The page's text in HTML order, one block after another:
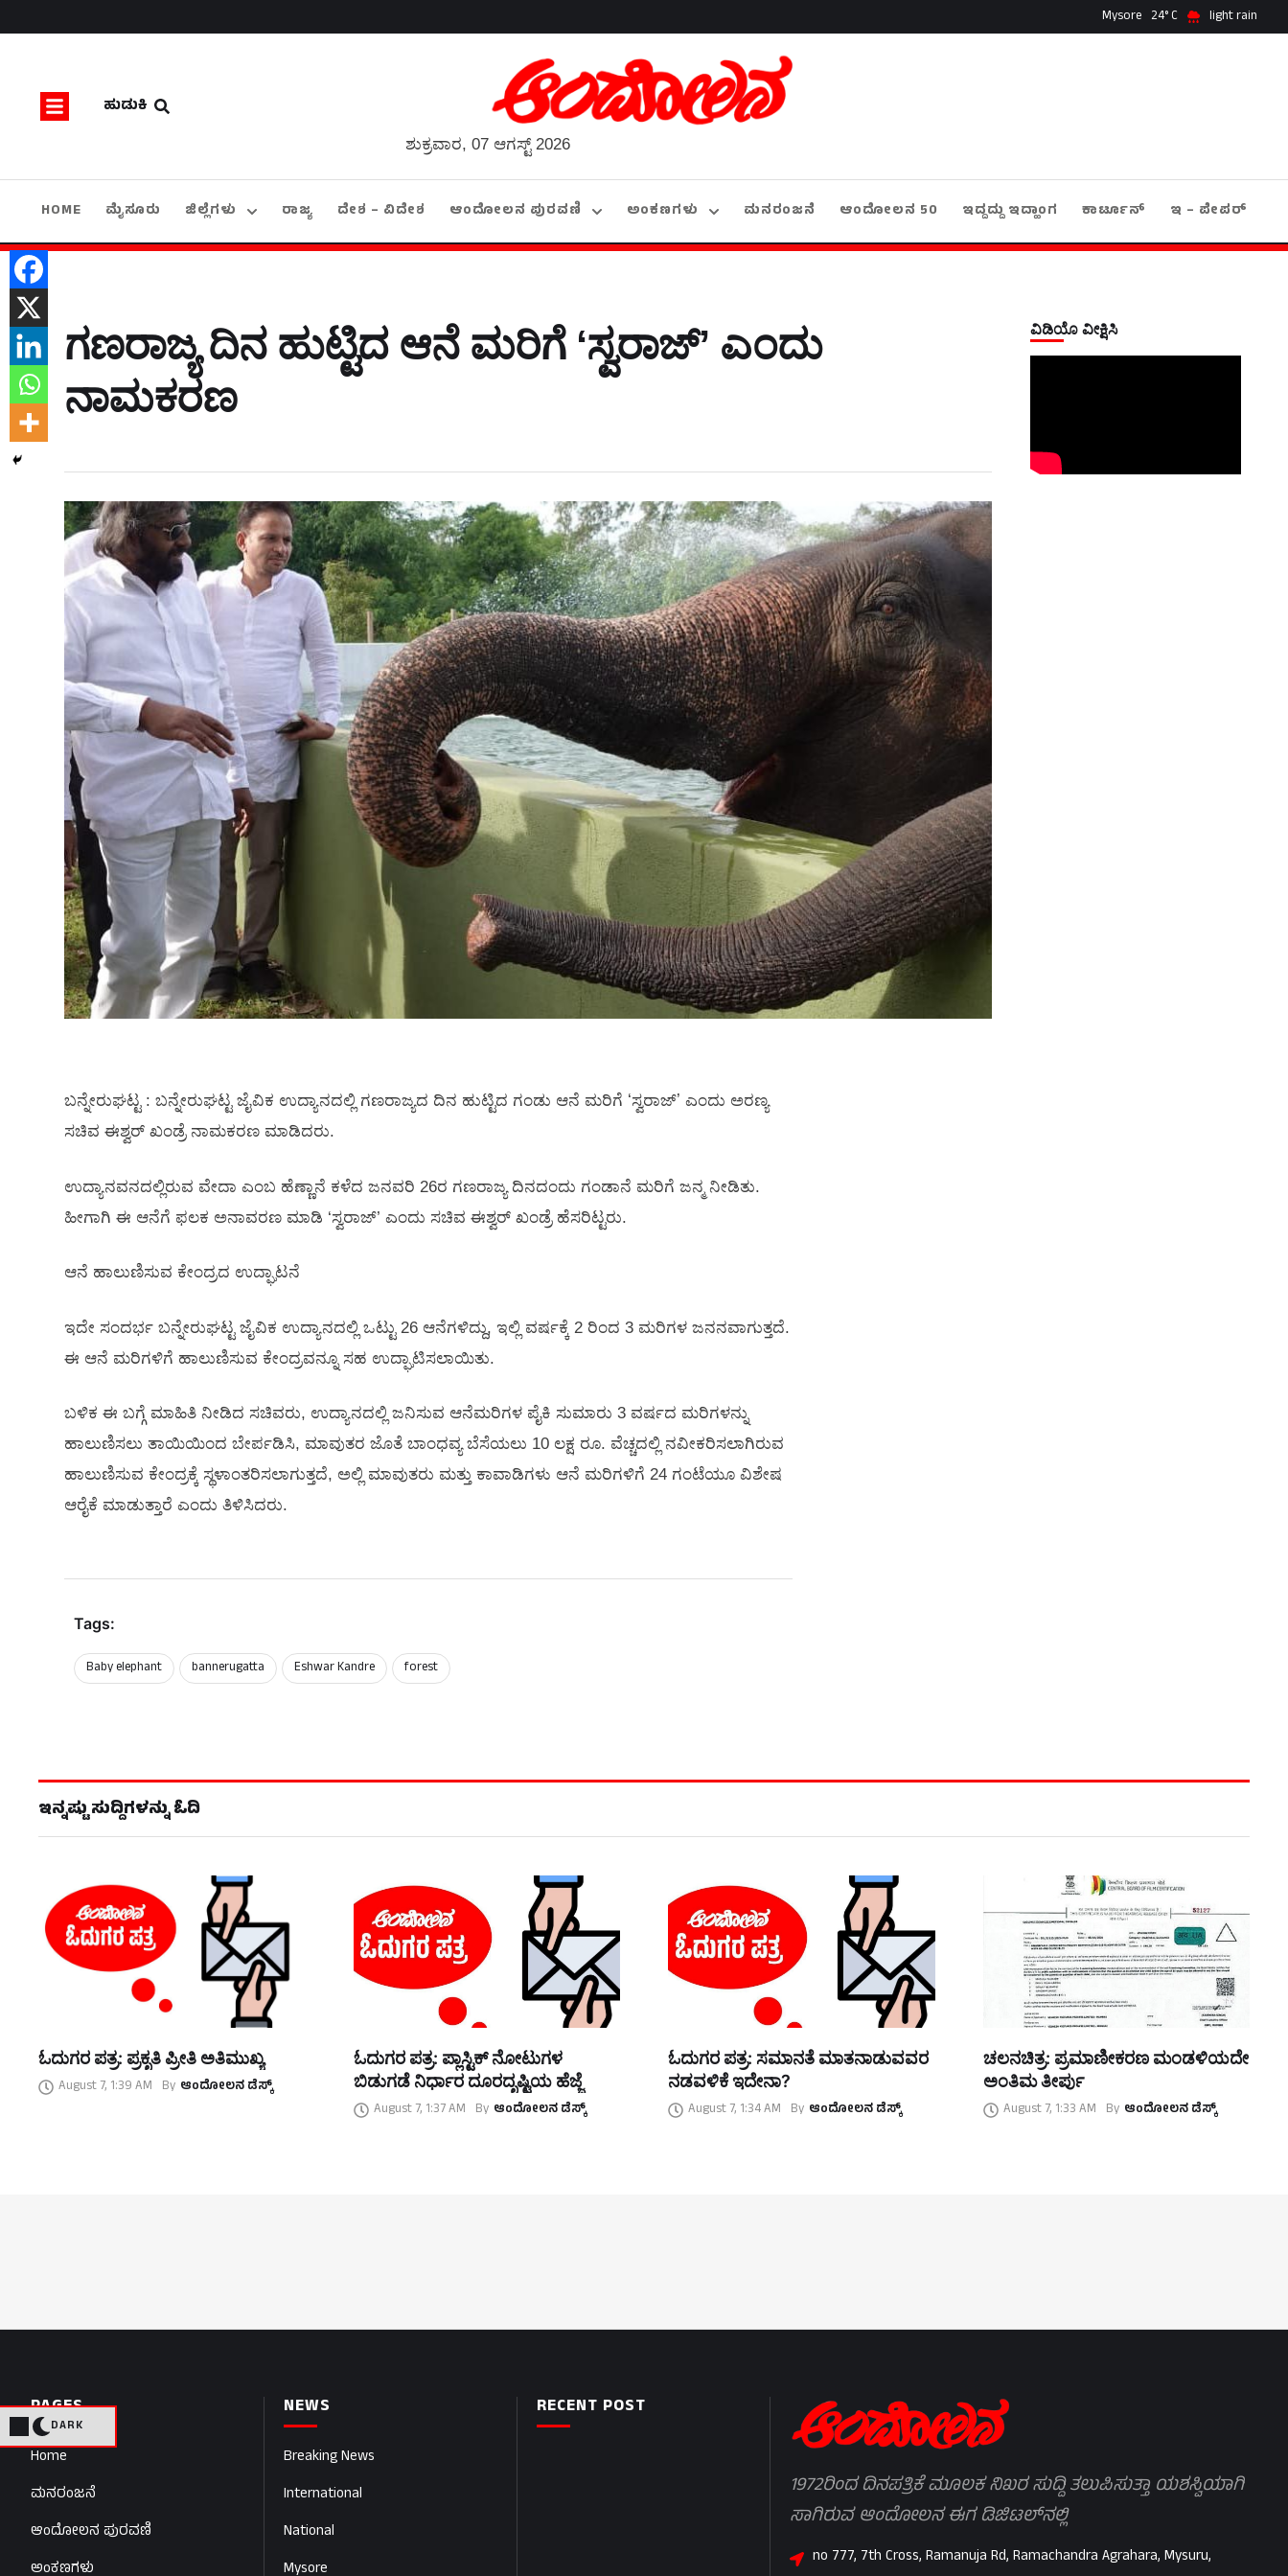
Mysore 24 light rain
ಹುಡುಕಿ
ಶುಕ್ರವಾರ, 07 ಆಗಸ್ಟ್ 2026
DARK
HOME ಮೈಸೂರು ಜಿಲ್ಲೆಗಳು ರಾಜ್ಯ ದೇಶ – ವಿದೇಶ ಆಂದೋಲನ ಪುರವಣಿ ಅಂಕಣಗಳು ಮನರಂಜನೆ ಆಂದೋಲನ 50 ಇದ್ದದ್ದು ಇದ್ಹಾಂಗ ಕಾರ್ಟೂನ್ ಇ – ಪೇಪರ್
ಗಣರಾಜ್ಯ ದಿನ ಹುಟ್ಟಿದ ಆನೆ ಮರಿಗೆ ʻಸ್ವರಾಜ್ʼ ಎಂದು
ನಾಮಕರಣ
ಬನ್ನೇರುಘಟ್ಟ : ಬನ್ನೇರುಘಟ್ಟ ಜೈವಿಕ ಉದ್ಯಾನದಲ್ಲಿ ಗಣರಾಜ್ಯದ ದಿನ ಹುಟ್ಟಿದ ಗಂಡು ಆನೆ ಮರಿಗೆ ʻಸ್ವರಾಜ್ʼ ಎಂದು ಅರಣ್ಯ
ಸಚಿವ ಈಶ್ವರ್‌ ಖಂಡ್ರೆ ನಾಮಕರಣ ಮಾಡಿದರು.
ಉದ್ಯಾನವನದಲ್ಲಿರುವ ವೇದಾ ಎಂಬ ಹೆಣ್ಣಾನೆ ಕಳೆದ ಜನವರಿ 26ರ ಗಣರಾಜ್ಯ ದಿನದಂದು ಗಂಡಾನೆ ಮರಿಗೆ ಜನ್ಮ ನೀಡಿತು.
ಹೀಗಾಗಿ ಈ ಆನೆಗೆ ಫಲಕ ಅನಾವರಣ ಮಾಡಿ ‘ಸ್ವರಾಜ್’ ಎಂದು‌ ಸಚಿವ ಈಶ್ವರ್ ಖಂಡ್ರೆ ಹೆಸರಿಟ್ಟರು.
ಆನೆ ಹಾಲುಣಿಸುವ ಕೇಂದ್ರದ ಉದ್ಘಾಟನೆ
ಇದೇ ಸಂದರ್ಭ ಬನ್ನೇರುಘಟ್ಟ ಜೈವಿಕ ಉದ್ಯಾನದಲ್ಲಿ ಒಟ್ಟು 26 ಆನೆಗಳಿದ್ದು, ಇಲ್ಲಿ ವರ್ಷಕ್ಕೆ 2 ರಿಂದ 3 ಮರಿಗಳ ಜನನವಾಗುತ್ತದೆ.
ಈ ಆನೆ ಮರಿಗಳಿಗೆ ಹಾಲುಣಿಸುವ ಕೇಂದ್ರವನ್ನೂ ಸಹ ಉದ್ಘಾಟಿಸಲಾಯಿತು.
ಬಳಿಕ ಈ ಬಗ್ಗೆ ಮಾಹಿತಿ ನೀಡಿದ ಸಚಿವರು, ಉದ್ಯಾನದಲ್ಲಿ ಜನಿಸುವ ಆನೆಮರಿಗಳ ಪೈಕಿ ಸುಮಾರು 3 ವರ್ಷದ ಮರಿಗಳನ್ನು
ಹಾಲುಣಿಸಲು ತಾಯಿಯಿಂದ ಬೇರ್ಪಡಿಸಿ, ಮಾವುತರ ಜೊತೆ ಬಾಂಧವ್ಯ ಬೆಸೆಯಲು 10 ಲಕ್ಷ ರೂ. ವೆಚ್ಚದಲ್ಲಿ ನವೀಕರಿಸಲಾಗಿರುವ
ಹಾಲುಣಿಸುವ ಕೇಂದ್ರಕ್ಕೆ ಸ್ಥಳಾಂತರಿಸಲಾಗುತ್ತದೆ, ಅಲ್ಲಿ ಮಾವುತರು ಮತ್ತು ಕಾವಾಡಿಗಳು ಆನೆ ಮರಿಗಳಿಗೆ 24 ಗಂಟೆಯೂ ವಿಶೇಷ
ಆರೈಕೆ ಮಾಡುತ್ತಾರೆ ಎಂದು ತಿಳಿಸಿದರು.
Tags:
Baby elephant bannerugatta Eshwar Kandre forest
ವಿಡಿಯೊ ವೀಕ್ಷಿಸಿ
ಇನ್ನಷ್ಟು ಸುದ್ದಿಗಳನ್ನು ಓದಿ
ಓದುಗರ ಪತ್ರ: ಪ್ರಕೃತಿ ಪ್ರೀತಿ ಅತಿಮುಖ್ಯ
August 7, 1:39 AM By ಆಂದೋಲನ ಡೆಸ್ಕ್
ಓದುಗರ ಪತ್ರ: ಪ್ಲಾಸ್ಟಿಕ್ ನೋಟುಗಳ
ಬಿಡುಗಡೆ ನಿರ್ಧಾರ ದೂರದೃಷ್ಟಿಯ ಹೆಜ್ಜೆ
August 7, 1:37 AM By ಆಂದೋಲನ ಡೆಸ್ಕ್
ಓದುಗರ ಪತ್ರ: ಸಮಾನತೆ ಮಾತನಾಡುವವರ
ನಡವಳಿಕೆ ಇದೇನಾ?
August 7, 1:34 AM By ಆಂದೋಲನ ಡೆಸ್ಕ್
ಚಲನಚಿತ್ರ: ಪ್ರಮಾಣೀಕರಣ ಮಂಡಳಿಯದೇ
ಅಂತಿಮ ತೀರ್ಪು
August 7, 1:33 AM By ಆಂದೋಲನ ಡೆಸ್ಕ್
PAGES
Home
ಮನರಂಜನೆ
ಆಂದೋಲನ ಪುರವಣಿ
ಅಂಕಣಗಳು
NEWS
Breaking News
International
National
Mysore
RECENT POST
1972ರಿಂದ ದಿನಪತ್ರಿಕೆ ಮೂಲಕ ನಿಖರ ಸುದ್ದಿ ತಲುಪಿಸುತ್ತಾ ಯಶಸ್ವಿಯಾಗಿ
ಸಾಗಿರುವ ಆಂದೋಲನ ಈಗ ಡಿಜಿಟಲ್‌ನಲ್ಲಿ
no 777, 7th Cross, Ramanuja Rd, Ramachandra Agrahara, Mysuru,